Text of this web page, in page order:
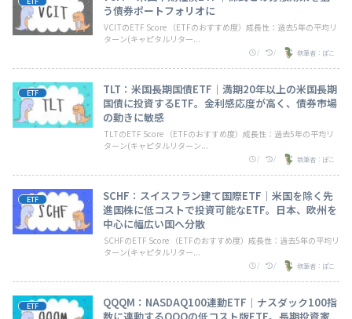
う債券ポートフォリオに
VCITのETF Score （ETFのおすすめ度）成長性：過去5年の平均リ
ターン(キャピタルリター...
/ / 執筆者：ぽこ
ETF
TLT：米国長期国債ETF｜満期20年以上の米国長期
国債に投資するETF。金利感応度が高く、債券市場
の動きに敏感
TLTのETF Score （ETFのおすすめ度）成長性：過去5年の平均リ
ターン(キャピタルリターン...
/ / 執筆者：ぽこ
ETF
SCHF：スイスフラン建て国際ETF｜米国を除く先
進国株に低コストで投資可能なETF。日本、欧州を
中心に幅広い国へ分散
SCHFのETF Score （ETFのおすすめ度）成長性：過去5年の平均リ
ターン(キャピタルリター...
/ / 執筆者：ぽこ
ETF
QQQM：NASDAQ100連動ETF｜ナスダック100指